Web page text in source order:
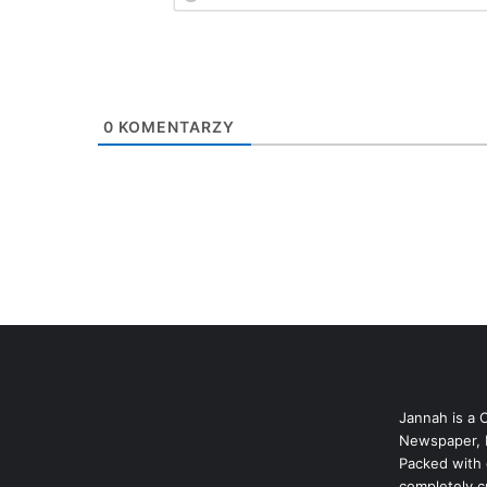
0 KOMENTARZY
Jannah is a
Newspaper,
Packed